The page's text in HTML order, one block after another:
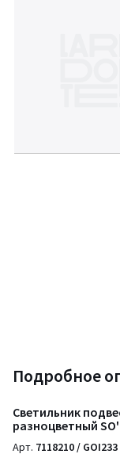
Подробное
Светильник
разноцветный
Арт. 7118210 / GOI233